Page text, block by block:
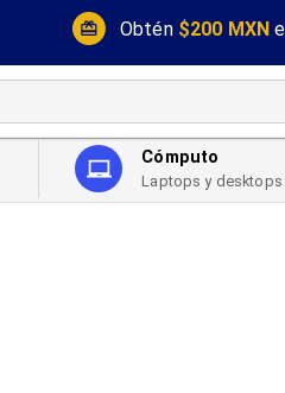
Obtén $200 MXN
Cómputo
Laptops y desktops